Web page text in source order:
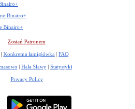
Binairo+
Binairo+
Zostań Patronem
| Konkretna łamigłówka | FAQ
| Hala Sławy| Statystyki
Privacy Policy